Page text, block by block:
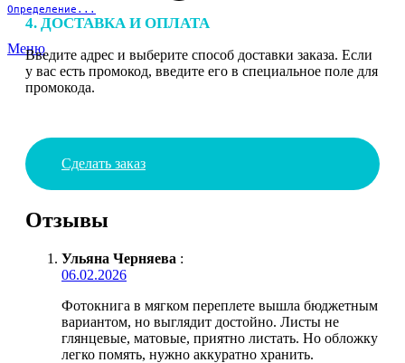
Определение...
Меню
4. ДОСТАВКА И ОПЛАТА
Введите адрес и выберите способ доставки заказа. Если
у вас есть промокод, введите его в специальное поле для
промокода.
Сделать заказ
Отзывы
Ульяна Черняева :
06.02.2026
Фотокнига в мягком переплете вышла бюджетным
вариантом, но выглядит достойно. Листы не
глянцевые, матовые, приятно листать. Но обложку
легко помять, нужно аккуратно хранить.